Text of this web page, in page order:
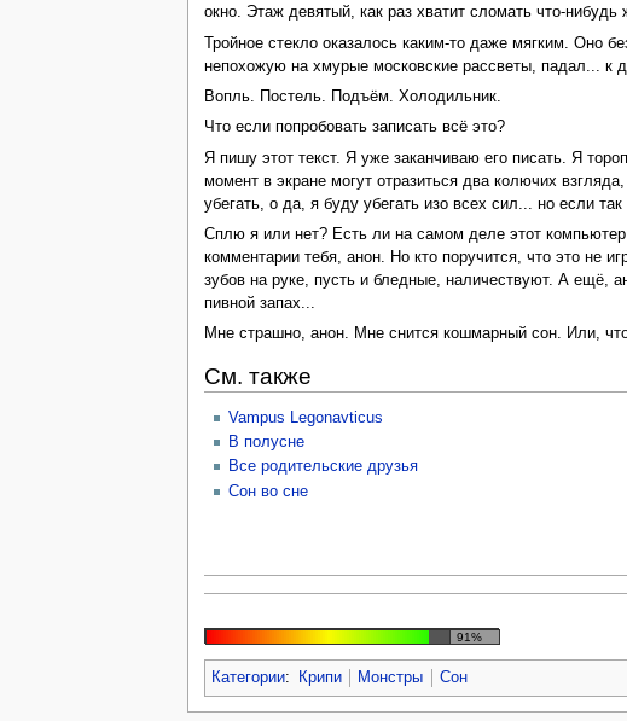
окно. Этаж девятый, как раз хватит сломать что-
Тройное стекло оказалось каким-то даже мягким. Оно
непохожую на хмурые московские рассветы, падал... к
Вопль. Постель. Подъём. Холодильник.
Что если попробовать записать всё это?
Я пишу этот текст. Я уже заканчиваю его писать. Я
момент в экране могут отразиться два колючих
убегать, о да, я буду убегать изо всех сил... но если
Сплю я или нет? Есть ли на самом деле этот
комментарии тебя, анон. Но кто поручится, что это не
зубов на руке, пусть и бледные, наличествуют. А ещё,
пивной запах...
Мне страшно, анон. Мне снится кошмарный сон. Или,
См. также
Vampus Legonavticus
В полусне
Все родительские друзья
Сон во сне
91%
Категории: Крипи Монстры Сон